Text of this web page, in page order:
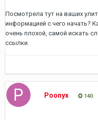
Посмотрела тут на ваших
информацией с чего начать?
очень плохой, самой искать
ссылки.
Poonyx 140